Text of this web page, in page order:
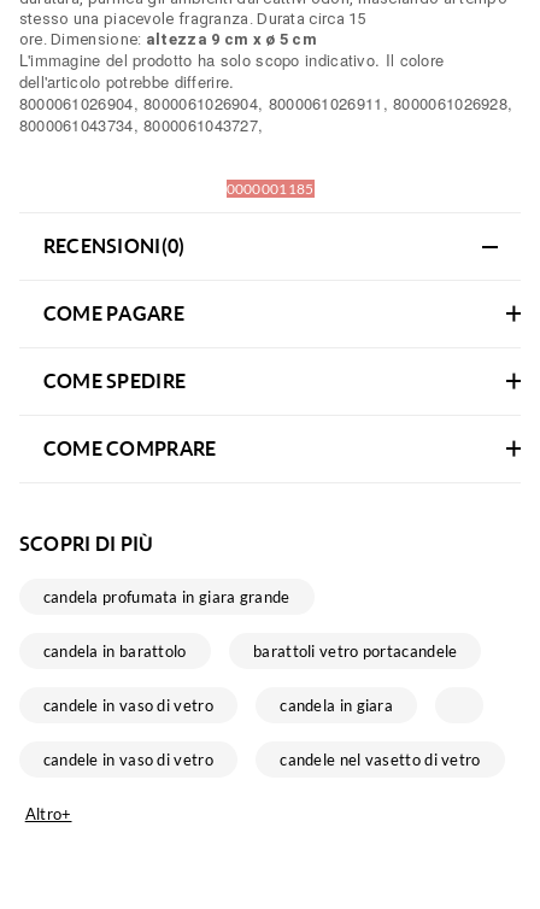
stesso una piacevole fragranza. Durata circa 15
ore. Dimensione: altezza 9 cm x ø 5 cm
L'immagine del prodotto ha solo scopo indicativo. Il colore
dell'articolo potrebbe differire.
8000061026904, 8000061026904, 8000061026911, 8000061026928,
8000061043734, 8000061043727,
0000001185
RECENSIONI(0)
COME PAGARE
COME SPEDIRE
COME COMPRARE
SCOPRI DI PIÙ
candela profumata in giara grande
candela in barattolo barattoli vetro portacandele
candele in vaso di vetro candela in giara
candele in vaso di vetro candele nel vasetto di vetro
Altro+